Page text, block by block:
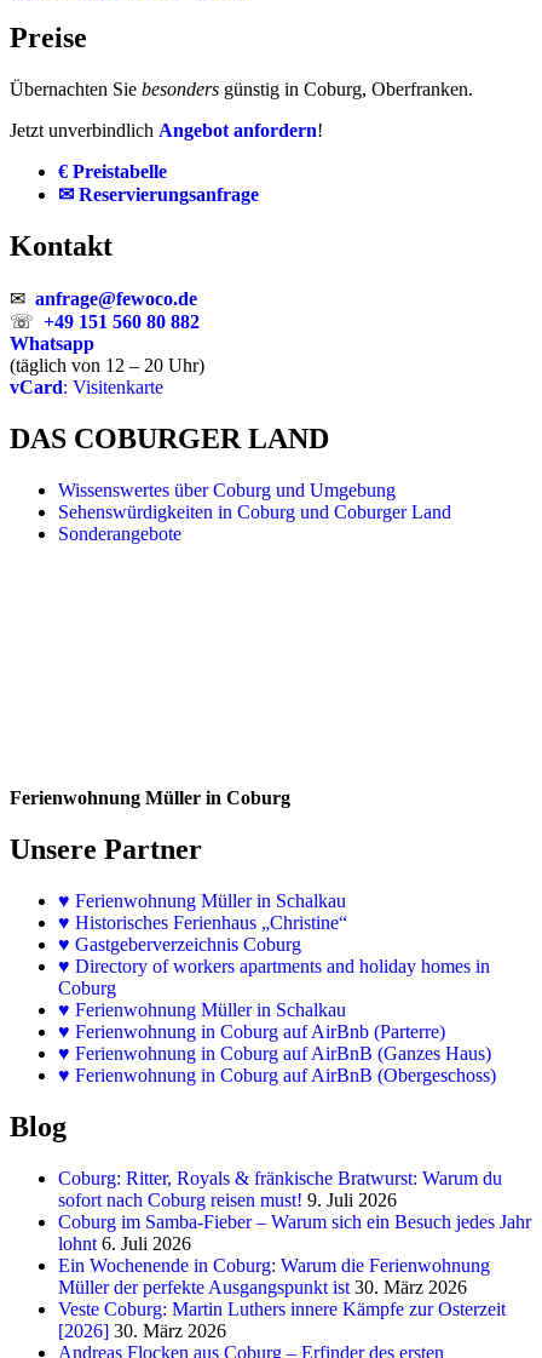
Preise
Übernachten Sie besonders günstig in Coburg, Oberfranken.
Jetzt unverbindlich Angebot anfordern!
€ Preistabelle
✉ Reservierungsanfrage
Kontakt
✉ anfrage@fewoco.de
☏ +49 151 560 80 882
Whatsapp
(täglich von 12 – 20 Uhr)
vCard: Visitenkarte
DAS COBURGER LAND
Wissenswertes über Coburg und Umgebung
Sehenswürdigkeiten in Coburg und Coburger Land
Sonderangebote
Ferienwohnung Müller in Coburg
Unsere Partner
♥ Ferienwohnung Müller in Schalkau
♥ Historisches Ferienhaus „Christine“
♥ Gastgeberverzeichnis Coburg
♥ Directory of workers apartments and holiday homes in
Coburg
♥ Ferienwohnung Müller in Schalkau
♥ Ferienwohnung in Coburg auf AirBnb (Parterre)
♥ Ferienwohnung in Coburg auf AirBnB (Ganzes Haus)
♥ Ferienwohnung in Coburg auf AirBnB (Obergeschoss)
Blog
Coburg: Ritter, Royals & fränkische Bratwurst: Warum du
sofort nach Coburg reisen must! 9. Juli 2026
Coburg im Samba-Fieber – Warum sich ein Besuch jedes Jahr
lohnt 6. Juli 2026
Ein Wochenende in Coburg: Warum die Ferienwohnung
Müller der perfekte Ausgangspunkt ist 30. März 2026
Veste Coburg: Martin Luthers innere Kämpfe zur Osterzeit
[2026] 30. März 2026
Andreas Flocken aus Coburg – Erfinder des ersten